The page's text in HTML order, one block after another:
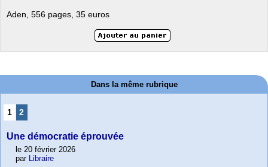
Aden, 556 pages, 35 euros
Dans la même rubrique
1 2
Une démocratie éprouvée
le 20 février 2026
par Libraire